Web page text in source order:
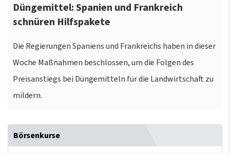
Düngemittel: Spanien und Frankreich
schnüren Hilfspakete
Die Regierungen Spaniens und Frankreichs haben in dieser
Woche Maßnahmen beschlossen, um die Folgen des
Preisanstiegs bei Düngemitteln für die Landwirtschaft zu
mildern.
Börsenkurse